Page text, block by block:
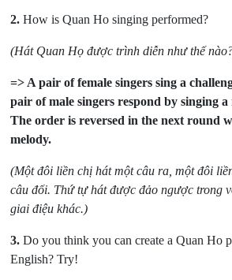
2. How is Quan Ho singing performed?
(Hát Quan Họ được trình diễn như thế
=> A pair of female singers sing a
pair of male singers respond by singing
The order is reversed in the next round
melody.
(Một đôi liền chị hát một câu ra, một đôi
câu đối. Thứ tự hát được đảo ngược trong
giai điệu khác.)
3. Do you think you can create a Quan Ho
English? Try!